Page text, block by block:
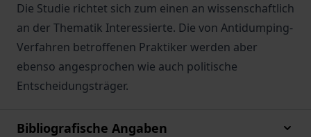
Die Studie richtet sich zum einen an wissenschaftlich
an der Thematik Interessierte. Die von Antidumping-
Verfahren betroffenen Praktiker werden aber
ebenso angesprochen wie auch politische
Entscheidungsträger.
Bibliografische Angaben